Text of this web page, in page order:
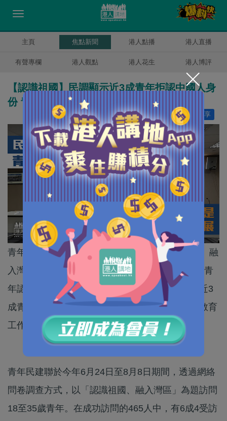
主頁 焦點新聞 港人點播 港人直播
有聲專欄 港人觀點 港人花生 港人博評
【認識祖國】民調顯示近3成青年拒認中國人身
份 青年民建聯倡政府加強教育工作
分享
讚好 10
青年民建聯今日（14日）公布一項以「認識祖國、融
入灣區」為題的問卷調查結果，當中有逾4成受訪青
年認為創業是最能吸引港青到灣區發展。另外，近3
成青年不認同自己為「中國人」，建議政府加強教育
工作，加強青年國民身份認同。
青年民建聯於今年6月24日至8月8日期間，透過網絡
問卷調查方式，以「認識祖國、融入灣區」為題訪問
18至35歲青年。在成功訪問的465人中，有6成4受訪